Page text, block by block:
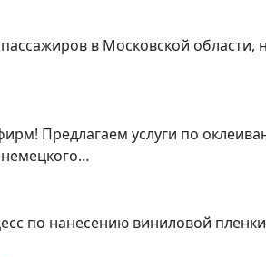
в Московской области,
Предлагаем услуги по
по нанесению виниловой